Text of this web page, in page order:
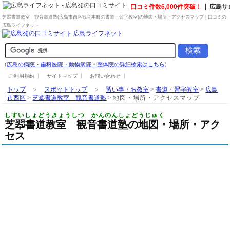
口コミ件数6,000件突破！ 広島サ
芝翆書道教室 観音書道塾(広島市西区観音本町の書道・習字教室)の地図・場所・アクセスマップ | 口コミの
広島ライフネット
(広島の病院・歯科医院・動物病院・整体院の詳細検索はこちら)
ご利用規約 サイトマップ お問い合わせ
トップ＞ スポットトップ＞習い事・お教室 >書道・習字教室 > 広島
市西区 >芝翆書道教室 観音書道塾 >地図・場所・アクセスマップ
しすいしょどうきょうしつ かんのんしょどうじゅく
芝翆書道教室 観音書道塾の地図・場所・アク
セス